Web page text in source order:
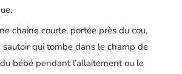
chaîne courte, portée près du cou,
sautoir qui tombe dans le champ de
bébé pendant l’allaitement ou le